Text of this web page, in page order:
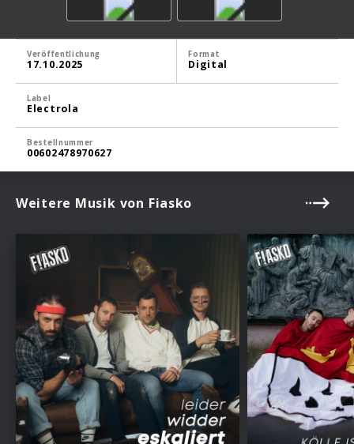
Veröffentlichung
17.10.2025
Format
Digital
Label
Electrola
Bestellnummer
00602478970627
Weitere Musik von Fiasko